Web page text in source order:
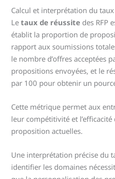
Calcul et interprétation du
Letaux de réussite des RFP
établit la proportion de
rapport aux soumissions
le nombre d’offres acceptées
propositions envoyées, et le
par 100 pour obtenir un
Cette métrique permet aux
leur compétitivité et
proposition actuelles.
Une interprétation précise du
identifier les domaines